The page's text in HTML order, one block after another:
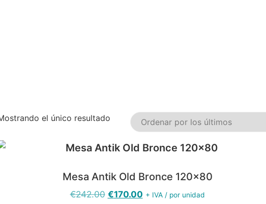
el único resultado
Mesa Antik Old Bronce 120×80
€242.00 €170.00 + IVA / por unidad